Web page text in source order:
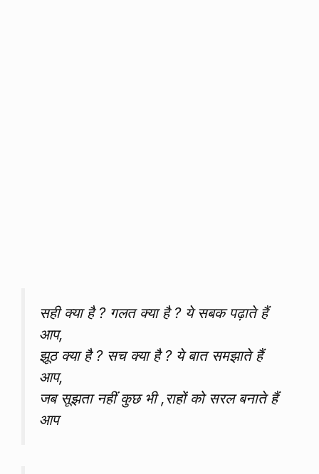
सही क्या है ? गलत क्या है ? ये सबक पढ़ाते हैं
आप,
झूठ क्या है ? सच क्या है ? ये बात समझाते हैं
आप,
जब सूझता नहीं कुछ भी ,राहों को सरल बनाते हैं
आप